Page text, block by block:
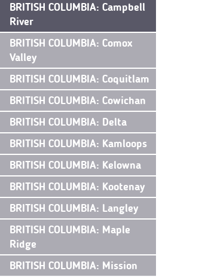
BRITISH COLUMBIA: Campbell
River
BRITISH COLUMBIA: Comox
Valley
BRITISH COLUMBIA: Coquitlam
BRITISH COLUMBIA: Cowichan
BRITISH COLUMBIA: Delta
BRITISH COLUMBIA: Kamloops
BRITISH COLUMBIA: Kelowna
BRITISH COLUMBIA: Kootenay
BRITISH COLUMBIA: Langley
BRITISH COLUMBIA: Maple
Ridge
BRITISH COLUMBIA: Mission